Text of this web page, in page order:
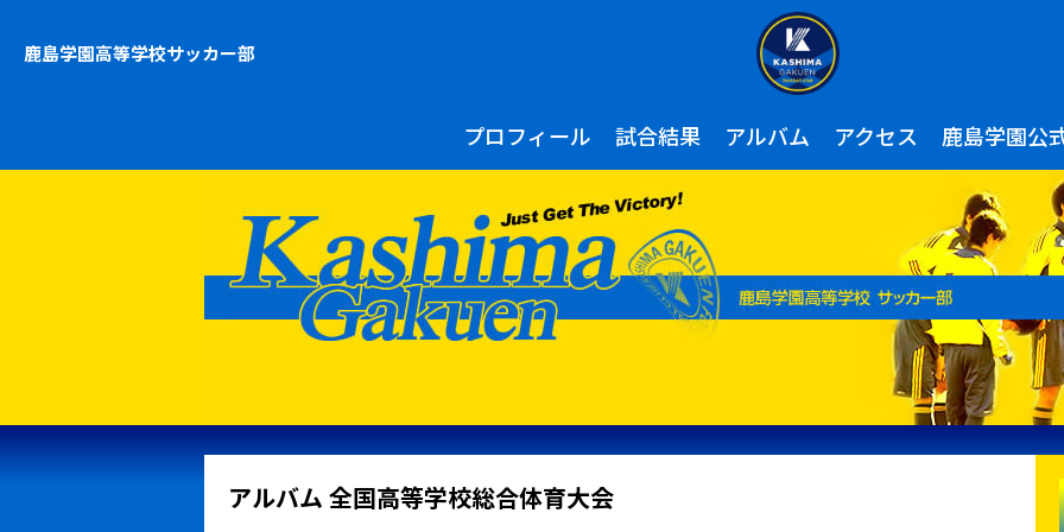
鹿島学園高等学校サッカー部
プロフィール 試合結果 アルバム アクセス 鹿島学園公
アルバム 全国高等学校総合体育大会